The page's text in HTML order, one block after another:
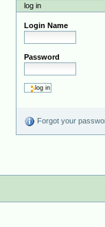
log in
Login Name
Password
Forgot your